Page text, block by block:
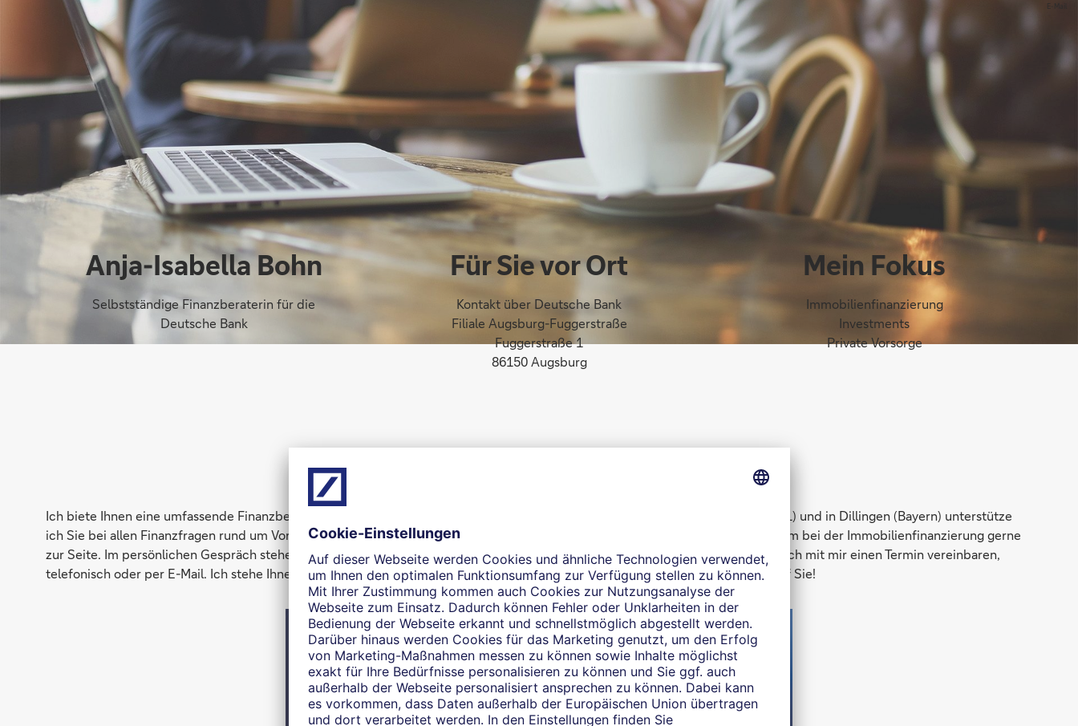
E-Mail
Anja-Isabella Bohn
Selbstständige Finanzberaterin für die
Deutsche Bank
Für Sie vor Ort
Kontakt über Deutsche Bank
Filiale Augsburg-Fuggerstraße
Fuggerstraße 1
86150 Augsburg
Mein Fokus
Immobilienfinanzierung
Investments
Private Vorsorge
Ich biete Ihnen eine umfassende Finanzberatung aus einer Hand. Als selbstständige Finanzberaterin in Augsburg (Fuggerstraße 1) und in Dillingen (Bayern) unterstütze
ich Sie bei allen Finanzfragen rund um Vorsorge, Bausparen, Finanzieren und Investieren. Darüber hinaus stehe ich Ihnen vor allem bei der Immobilienfinanzierung gerne
zur Seite. Im persönlichen Gespräch stehen Ihre Situation und Ihre individuellen Wünsche im Mittelpunkt. Sie können ganz einfach mit mir einen Termin vereinbaren,
telefonisch oder per E-Mail. Ich stehe Ihnen auch außerhalb der üblichen Bank-Öffnungszeiten zur Verfügung. Ich freue mich auf Sie!